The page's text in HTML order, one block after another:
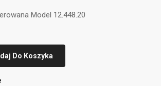
Model 12.448.20
Do Koszyka